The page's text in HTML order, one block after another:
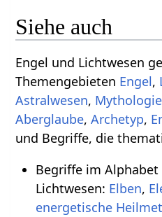
Siehe auch
Engel und Lichtwesen
Themengebieten Engel,
Astralwesen, Mythologie
Aberglaube,Archetyp,
und Begriffe, die
Begriffe im
Lichtwesen: Elben,
energetische